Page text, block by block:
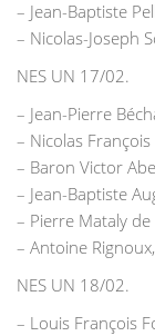
– Jean-Baptiste
– Nicolas-Joseph
NES UN 17/02.
– Jean-Pierre
– Nicolas
– Baron Victor
– Jean-Baptiste
– Pierre Mataly de
– Antoine Rignoux,
NES UN 18/02.
– Louis François